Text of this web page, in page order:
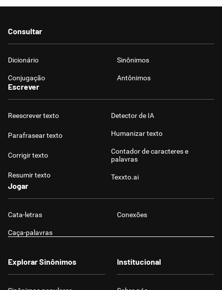
Consultar
Dicionário Sinônimos
Conjugação Antônimos
Escrever
Reescrever texto
Parafrasear texto
Corrigir texto
Resumir texto
Detector de IA
Humanizar texto
Contador de caracteres e
palavras
Texxto.ai
Jogar
Cata-letras Conexões
Caça-palavras
Explorar Sinônimos Institucional